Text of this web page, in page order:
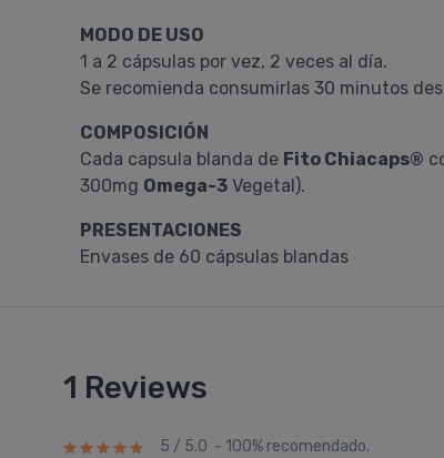
MODO DE USO
1 a 2 cápsulas por vez, 2 veces al día.
Se recomienda consumirlas 30 minutos
COMPOSICIÓN
Cada capsula blanda de Fito Chiacaps®
300mg Omega-3 Vegetal).
PRESENTACIONES
Envases de 60 cápsulas blandas
1 Reviews
5 / 5.0 - 100% recomendado.